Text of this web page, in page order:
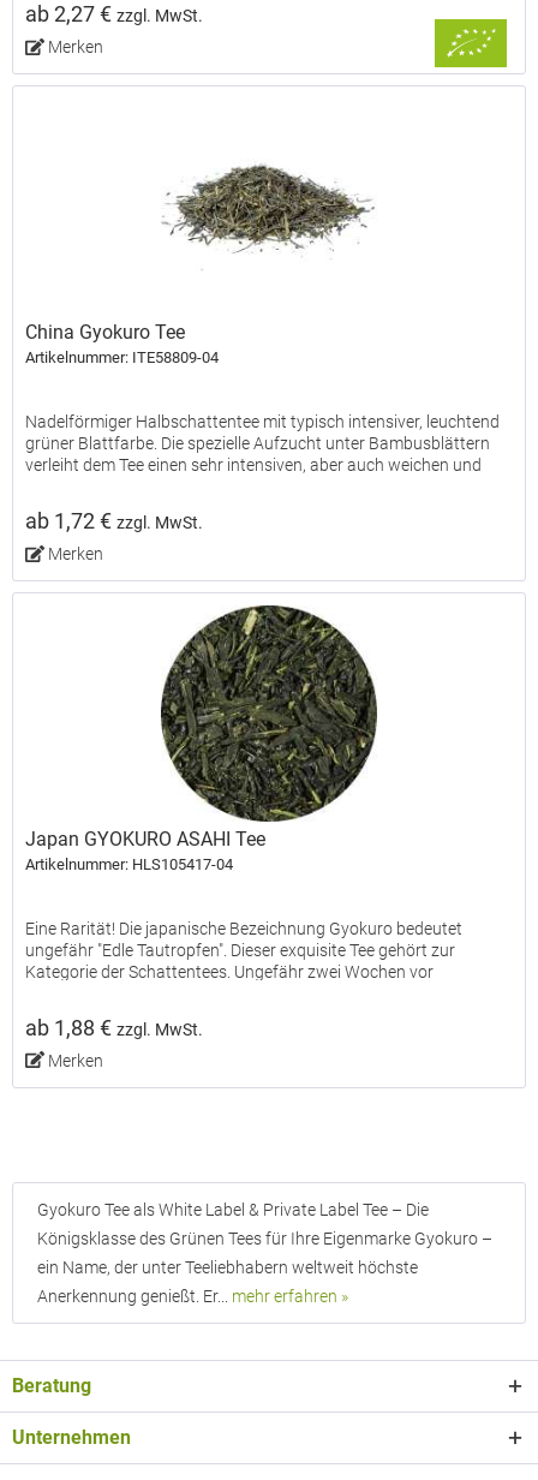
ab 2,27 €zzgl. MwSt.
Merken
China Gyokuro Tee
Artikelnummer: ITE58809-04
Nadelförmiger Halbschattentee mit typisch intensiver, leuchtend
grüner Blattfarbe. Die spezielle Aufzucht unter Bambusblättern
verleiht dem Tee einen sehr intensiven, aber auch weichen und
ab 1,72 €zzgl. MwSt.
Merken
Japan GYOKURO ASAHI Tee
Artikelnummer: HLS105417-04
Eine Rarität! Die japanische Bezeichnung Gyokuro bedeutet
ungefähr "Edle Tautropfen". Dieser exquisite Tee gehört zur
Kategorie der Schattentees. Ungefähr zwei Wochen vor
mehr...
ab 1,88 €zzgl. MwSt.
Merken
Gyokuro Tee als White Label & Private Label Tee – Die
Königsklasse des Grünen Tees für Ihre Eigenmarke Gyokuro –
ein Name, der unter Teeliebhabern weltweit höchste
Anerkennung genießt. Er... mehr erfahren »
Beratung
Unternehmen